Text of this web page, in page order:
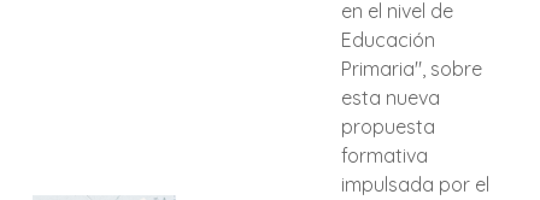
en el nivel de
Educación
Primaria", sobre
esta nueva
propuesta
formativa
impulsada por el